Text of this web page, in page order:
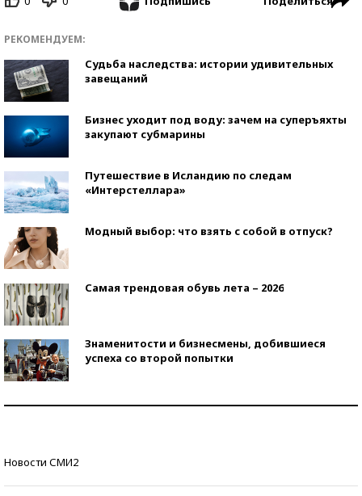
РЕКОМЕНДУЕМ:
Судьба наследства: истории удивительных
завещаний
Бизнес уходит под воду: зачем на суперъяхты
закупают субмарины
Путешествие в Исландию по следам
«Интерстеллара»
Модный выбор: что взять с собой в отпуск?
Самая трендовая обувь лета – 2026
Знаменитости и бизнесмены, добившиеся
успеха со второй попытки
Новости СМИ2